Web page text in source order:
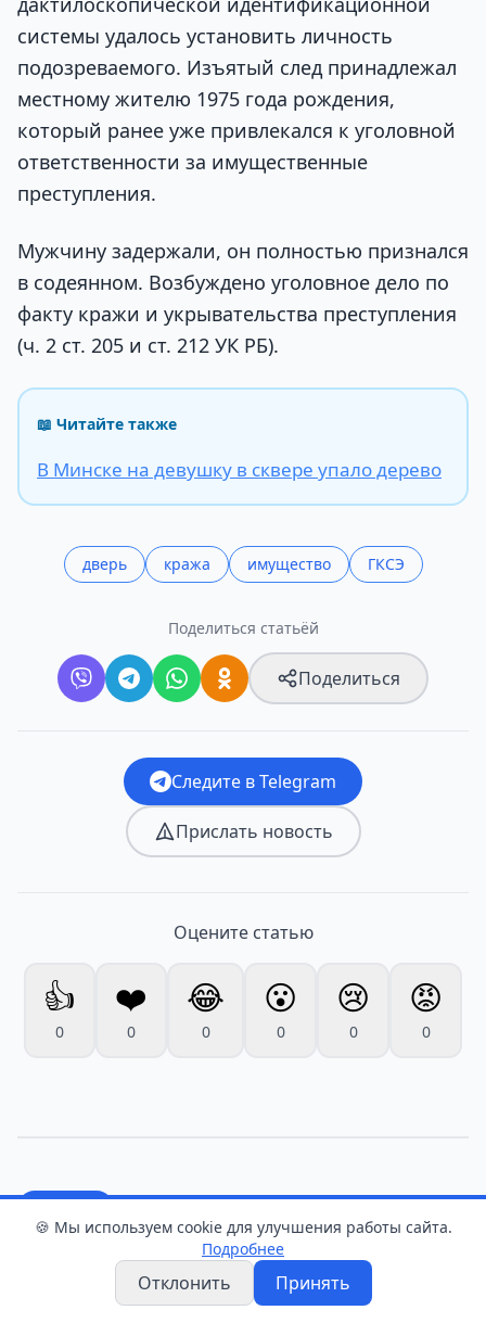
системы удалось установить личность
подозреваемого. Изъятый след принадлежал
местному жителю 1975 года рождения,
который ранее уже привлекался к уголовной
ответственности за имущественные
преступления.
Мужчину задержали, он полностью признался
в содеянном. Возбуждено уголовное дело по
факту кражи и укрывательства преступления
(ч. 2 ст. 205 и ст. 212 УК РБ).
📖 Читайте также
В Минске на девушку в сквере упало дерево
дверь кража имущество ГКСЭ
Поделиться статьёй
Поделиться
Следите в Telegram
Прислать новость
Оцените статью
👍
0
❤️
0
😂
0
😮
0
😢
0
😡
0
В Витебске сожитель
матери убил 10-месячную
🍪 Мы используем cookie для улучшения работы сайта.
Подробнее
Отклонить Принять